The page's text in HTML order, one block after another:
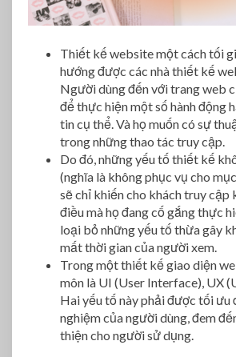
Thiết kế website một cách tối
hướng được các nhà thiết kế
Người dùng đến với trang web
để thực hiện một số hành động
tin cụ thể. Và họ muốn có sự
trong những thao tác truy cập.
Do đó, những yếu tố thiết kế
(nghĩa là không phục vụ cho
sẽ chỉ khiến cho khách truy cập
điều mà họ đang cố gắng thực
loại bỏ những yếu tố thừa gây
mất thời gian của người xem.
Trong một thiết kế giao diện
môn là UI (User Interface), UX
Hai yếu tố này phải được tối ưu
nghiệm của người dùng, đem
thiện cho người sử dụng.